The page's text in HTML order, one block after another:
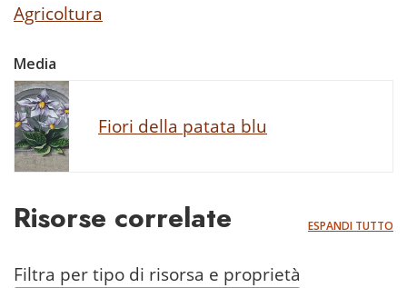
Agricoltura
Media
Fiori della patata blu
Risorse correlate ESPANDI TUTTO
Filtra per tipo di risorsa e proprietà